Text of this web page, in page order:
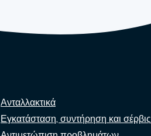
Ανταλλακτικά
Εγκατάσταση, συντήρηση και σέρβις